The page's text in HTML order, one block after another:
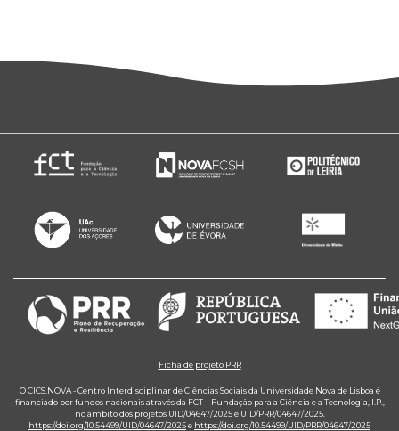
Ficha de projeto PRR
O CICS.NOVA - Centro Interdisciplinar de Ciências Sociais da Universidade Nova de Lisboa é
financiado por fundos nacionais através da FCT – Fundação para a Ciência e a Tecnologia, I.P.,
no âmbito dos projetos UID/04647/2025 e UID/PRR/04647/2025.
https://doi.org/10.54499/UID/04647/2025e https://doi.org/10.54499/UID/PRR/04647/2025